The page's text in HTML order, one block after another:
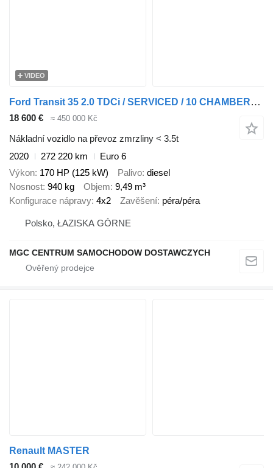
VIDEO
Ford Transit 35 2.0 TDCi / SERVICED / 10 CHAMBERS / TOP!
18 600 € ≈ 450 000 Kč
Nákladní vozidlo na převoz zmrzliny < 3.5t
2020
272 220 km
Euro 6
Výkon 170 HP (125 kW) Palivo diesel
Nosnost 940 kg Objem 9,49 m³
Konfigurace nápravy 4x2 Zavěšení péra/péra
Polsko, ŁAZISKA GÓRNE
MGC CENTRUM SAMOCHODOW DOSTAWCZYCH
Renault MASTER